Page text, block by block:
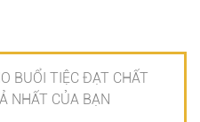
BUỔI TIỆC ĐẠT CHẤT
NHẤT CỦA BẠN